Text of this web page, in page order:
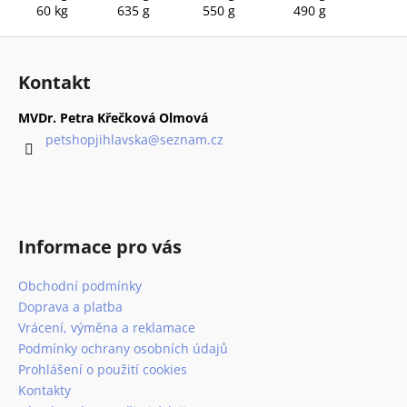
60 kg
635 g 550 g 490 g
Z
Kontakt
MVDr. Petra Křečková Olmová
petshopjihlavska@seznam.cz
Informace pro vás
Obchodní podmínky
Doprava a platba
Vrácení, výměna a reklamace
Podmínky ochrany osobních údajů
Prohlášení o použití cookies
Kontakty